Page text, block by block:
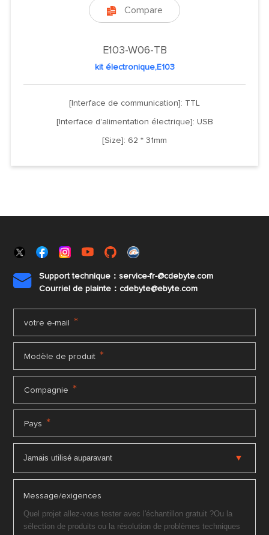
 Compare
E103-W06-TB
kit électronique,E103
[Interface de communication]: TTL
[Interface d'alimentation électrique]: USB
[Size]: 62 * 31mm

Support technique：service-fr-@cdebyte.com
Courriel de plainte：cdebyte@ebyte.com
votre e-mail *
Modèle de produit *
Compagnie *
Pays *
Message/exigences